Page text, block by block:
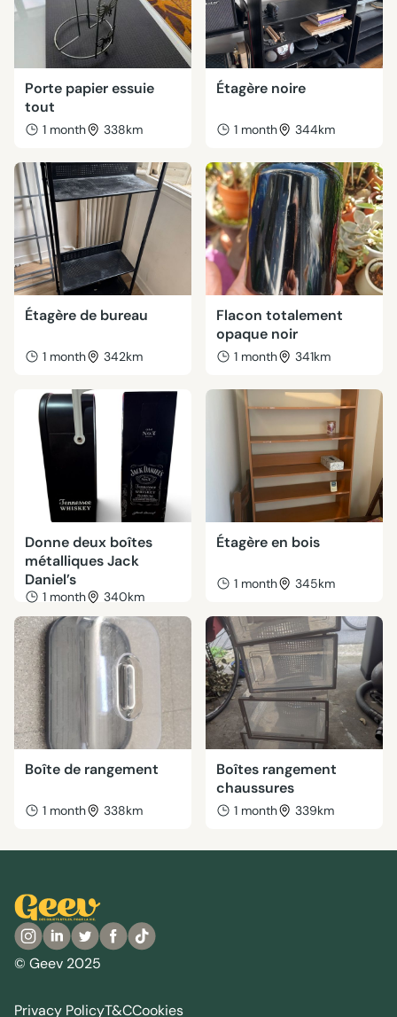
Porte papier essuie
tout
1 month 338km
Étagère noire
1 month 344km
Étagère de bureau
1 month 342km
Flacon totalement
opaque noir
1 month 341km
Donne deux boîtes
métalliques Jack
Daniel’s
1 month 340km
Étagère en bois
1 month 345km
Boîte de rangement
1 month 338km
Boîtes rangement
chaussures
1 month 339km
© Geev 2025
Privacy PolicyT&CCookies